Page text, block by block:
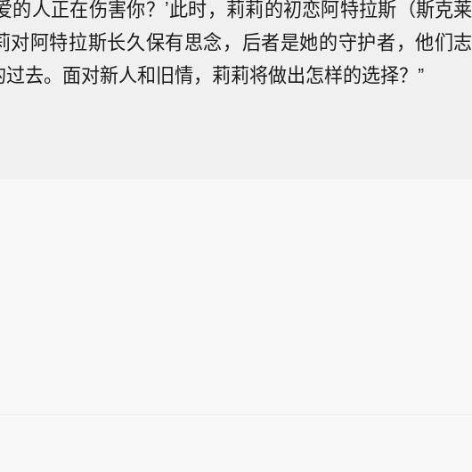
的人正在伤害你？’此时，莉莉的初恋阿特拉斯（斯克莱
对阿特拉斯长久保有思念，后者是她的守护者，他们志
去。面对新人和旧情，莉莉将做出怎样的选择？”